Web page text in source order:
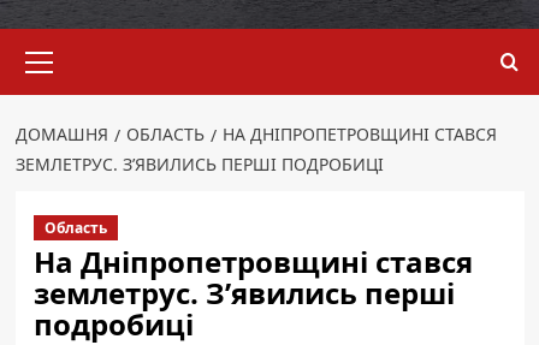
меню
ДОМАШНЯ ОБЛАСТЬ
НА ДНІПРОПЕТРОВЩИНІ СТАВСЯ
ЗЕМЛЕТРУС. З’ЯВИЛИСЬ ПЕРШІ ПОДРОБИЦІ
Область
На Дніпропетровщині стався
землетрус. З’явились перші
подробиці